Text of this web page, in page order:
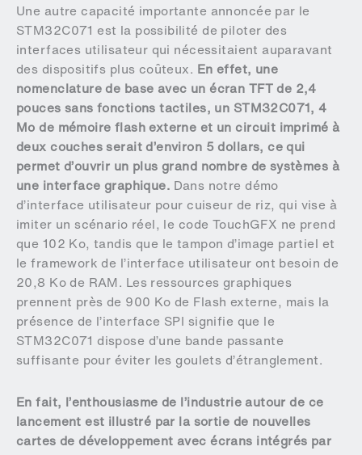
Une autre capacité importante annoncée par le
STM32C071 est la possibilité de piloter des
interfaces utilisateur qui nécessitaient auparavant
des dispositifs plus coûteux. En effet, une
nomenclature de base avec un écran TFT de 2,4
pouces sans fonctions tactiles, un STM32C071, 4
Mo de mémoire flash externe et un circuit imprimé à
deux couches serait d’environ 5 dollars, ce qui
permet d’ouvrir un plus grand nombre de systèmes à
une interface graphique. Dans notre démo
d’interface utilisateur pour cuiseur de riz, qui vise à
imiter un scénario réel, le code TouchGFX ne prend
que 102 Ko, tandis que le tampon d’image partiel et
le framework de l’interface utilisateur ont besoin de
20,8 Ko de RAM. Les ressources graphiques
prennent près de 900 Ko de Flash externe, mais la
présence de l’interface SPI signifie que le
STM32C071 dispose d’une bande passante
suffisante pour éviter les goulets d’étranglement.
En fait, l’enthousiasme de l’industrie autour de ce
lancement est illustré par la sortie de nouvelles
cartes de développement avec écrans intégrés par